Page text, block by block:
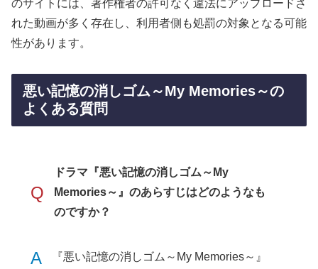
のサイトには、著作権者の許可なく違法にアップロードさ
れた動画が多く存在し、利用者側も処罰の対象となる可能
性があります。
悪い記憶の消しゴム～My Memories～の
よくある質問
Q
ドラマ『悪い記憶の消しゴム～My
Memories～』のあらすじはどのようなも
のですか？
A
『悪い記憶の消しゴム～My Memories～』